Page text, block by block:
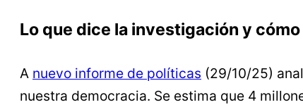
Lo que dice la investigación y
A nuevo informe de políticas (29/10/25)
nuestra democracia. Se estima que 4